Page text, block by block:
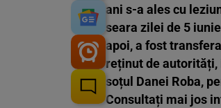
ani s-a ales cu
seara zilei de 5
apoi, a fost
reținut de autorități,
soțul Danei Roba,
Consultați mai jos